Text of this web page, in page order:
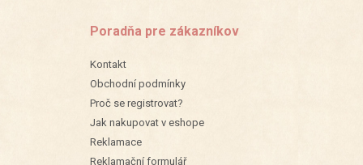
Poradňa pre zákazníkov
Kontakt
Obchodní podmínky
Proč se registrovat?
Jak nakupovat v eshope
Reklamace
Reklamační formulář